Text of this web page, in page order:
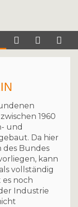
1960
und
Da hier
Bundes
kann
vollständig
noch
Industrie